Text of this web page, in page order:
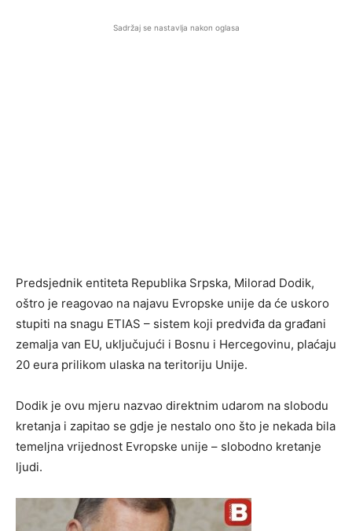
Sadržaj se nastavlja nakon oglasa
Predsjednik entiteta Republika Srpska, Milorad Dodik,
oštro je reagovao na najavu Evropske unije da će uskoro
stupiti na snagu ETIAS – sistem koji predviđa da građani
zemalja van EU, uključujući i Bosnu i Hercegovinu, plaćaju
20 eura prilikom ulaska na teritoriju Unije.
Dodik je ovu mjeru nazvao direktnim udarom na slobodu
kretanja i zapitao se gdje je nestalo ono što je nekada bila
temeljna vrijednost Evropske unije – slobodno kretanje
ljudi.